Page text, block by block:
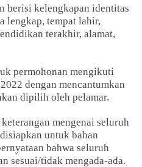
berisi kelengkapan identitas
lengkap, tempat lahir,
terakhir, alamat,
permohonan mengikuti
2022 dengan mencantumkan
dipilih oleh pelamar.
mengenai seluruh
untuk bahan
bahwa seluruh
sesuai/tidak mengada-ada.